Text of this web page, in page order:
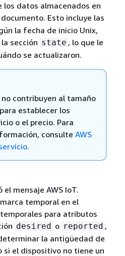
los datos almacenados en
Esto incluye las
la fecha de inicio Unix,
sección state , lo que le
se actualizaron.
contribuyen al tamaño
establecer los
o el precio. Para
consulte AWS
.
mensaje AWS IoT.
temporal en el
para atributos
desired o reported ,
la antigüedad de
si el dispositivo no tiene un